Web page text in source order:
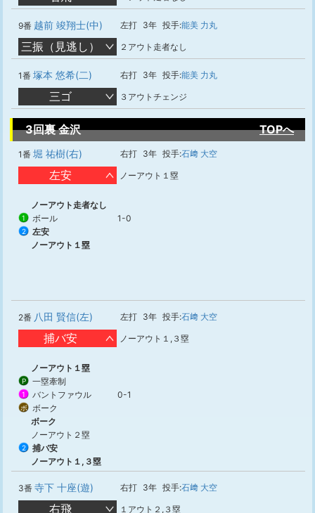
9番 越前 竣翔士(中) 左打 3年 投手:能美 力丸
三振（見逃し） ２アウト走者なし
1番 塚本 悠希(二) 右打 3年 投手:能美 力丸
三ゴ ３アウトチェンジ
3回裏 金沢 TOPへ
1番 堀 祐樹(右) 右打 3年 投手:石﨑 大空
左安 ノーアウト１塁
ノーアウト走者なし
1 ボール 1-0
2
左安
ノーアウト１塁
2番 八田 賢信(左) 左打 3年 投手:石﨑 大空
捕バ安 ノーアウト１,３塁
ノーアウト１塁
P 一塁牽制
1 バントファウル 0-1
ボ
ボーク
ボーク
ノーアウト２塁
2
捕バ安
ノーアウト１,３塁
3番 寺下 十座(遊) 右打 3年 投手:石﨑 大空
右飛 １アウト２,３塁